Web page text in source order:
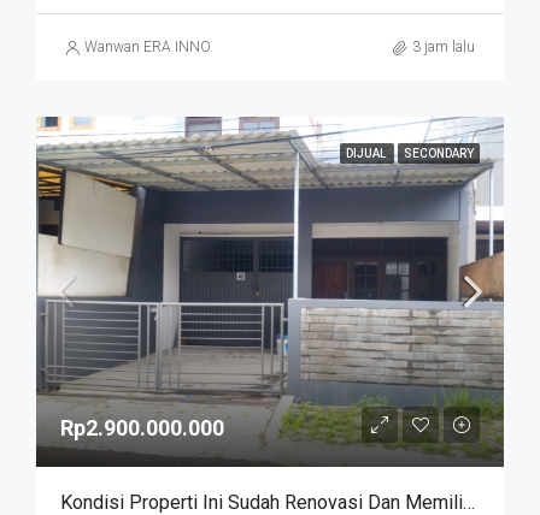
Wanwan ERA INNO 3 jam lalu
DIJUAL SECONDARY
Rp2.900.000.000
Kondisi Properti Ini Sudah Renovasi Dan Memiliki Desain Scandinavian Yang Menambah Daya Tarik Dan Estetika Properti Ini. Rumah Ini Berada Di Area Perumahan/komplek. Kurdi Timur